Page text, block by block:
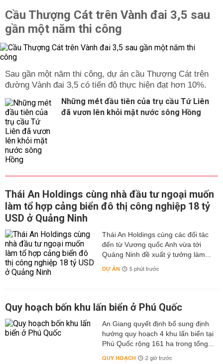
Cầu Thượng Cát trên Vành đai 3,5 sau
gần một năm thi công
Sau gần một năm thi công, dự án cầu Thượng Cát trên
đường Vành đai 3,5 có tiến độ thực hiện đạt hơn 10%.
Những mét đầu tiên của trụ cầu Tứ Liên
đã vươn lên khỏi mặt nước sông Hồng
Thái An Holdings cùng nhà đầu tư ngoại muốn
làm tổ hợp cảng biển đô thị công nghiệp 18 tỷ
USD ở Quảng Ninh
Thái An Holdings cùng các đối tác
đến từ Vương quốc Anh vừa tới
Quảng Ninh đề xuất ý tưởng làm...
DỰ ÁN 5 phút trước
Quy hoạch bốn khu lấn biển ở Phú Quốc
An Giang quyết định bổ sung định
hướng quy hoạch 4 khu lấn biển tại
Phú Quốc rộng 161 ha trong tổng...
QUY HOẠCH 2 giờ trước